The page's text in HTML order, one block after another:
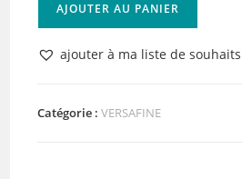
Versafine
Pink
AJOUTER AU PANIER
ajouter à ma liste de souhaits
Catégorie :VERSAFINE